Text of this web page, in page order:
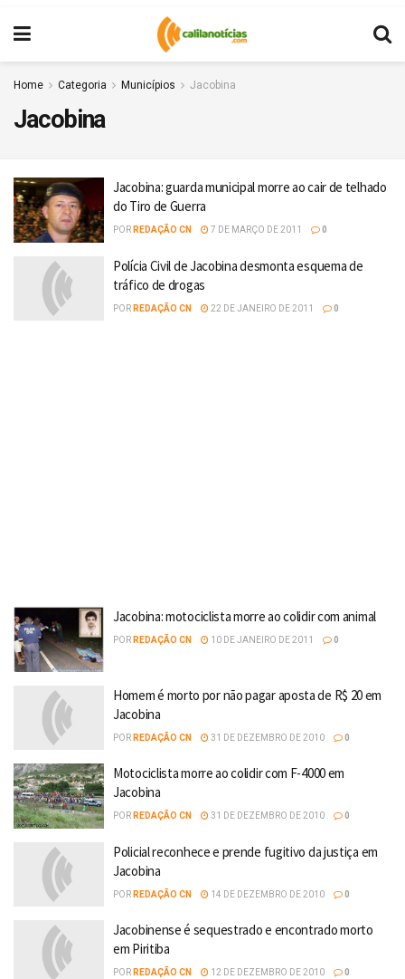
Home Categoria Municípios Jacobina
Jacobina
Jacobina: guarda municipal morre ao cair de telhado
do Tiro de Guerra
POR REDAÇÃO CN 7 DE MARÇO DE 2011 0
Polícia Civil de Jacobina desmonta esquema de
tráfico de drogas
POR REDAÇÃO CN 22 DE JANEIRO DE 2011 0
Jacobina: motociclista morre ao colidir com animal
POR REDAÇÃO CN 10 DE JANEIRO DE 2011 0
Homem é morto por não pagar aposta de R$ 20 em
Jacobina
POR REDAÇÃO CN 31 DE DEZEMBRO DE 2010 0
Motociclista morre ao colidir com F-4000 em
Jacobina
POR REDAÇÃO CN 31 DE DEZEMBRO DE 2010 0
Policial reconhece e prende fugitivo da justiça em
Jacobina
POR REDAÇÃO CN 14 DE DEZEMBRO DE 2010 0
Jacobinense é sequestrado e encontrado morto
em Piritiba
POR REDAÇÃO CN 12 DE DEZEMBRO DE 2010 0